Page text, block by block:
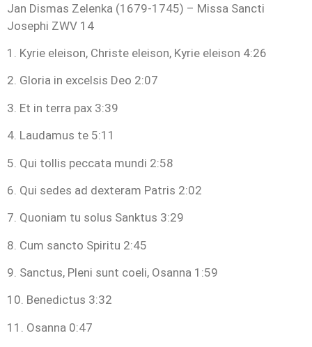
Jan Dismas Zelenka (1679-1745) – Missa Sancti
Josephi ZWV 14
1. Kyrie eleison, Christe eleison, Kyrie eleison 4:26
2. Gloria in excelsis Deo 2:07
3. Et in terra pax 3:39
4. Laudamus te 5:11
5. Qui tollis peccata mundi 2:58
6. Qui sedes ad dexteram Patris 2:02
7. Quoniam tu solus Sanktus 3:29
8. Cum sancto Spiritu 2:45
9. Sanctus, Pleni sunt coeli, Osanna 1:59
10. Benedictus 3:32
11. Osanna 0:47